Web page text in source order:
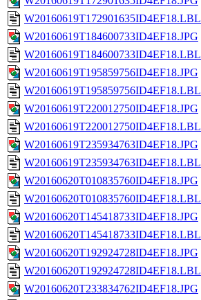
W20160619T172901635ID4EF18.LBL
W20160619T184600733ID4EF18.JPG
W20160619T184600733ID4EF18.LBL
W20160619T195859756ID4EF18.JPG
W20160619T195859756ID4EF18.LBL
W20160619T220012750ID4EF18.JPG
W20160619T220012750ID4EF18.LBL
W20160619T235934763ID4EF18.JPG
W20160619T235934763ID4EF18.LBL
W20160620T010835760ID4EF18.JPG
W20160620T010835760ID4EF18.LBL
W20160620T145418733ID4EF18.JPG
W20160620T145418733ID4EF18.LBL
W20160620T192924728ID4EF18.JPG
W20160620T192924728ID4EF18.LBL
W20160620T233834762ID4EF18.JPG